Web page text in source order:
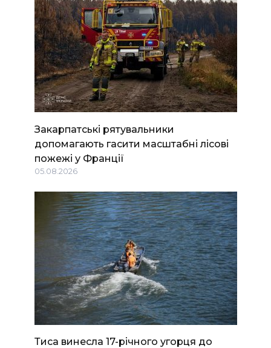
Закарпатські рятувальники
допомагають гасити масштабні лісові
пожежі у Франції
05.08.2026
Тиса винесла 17-річного угорця до